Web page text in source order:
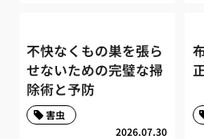
不快なくもの巣を張ら
せないための完璧な掃
除術と予防
2026.07.30
害虫